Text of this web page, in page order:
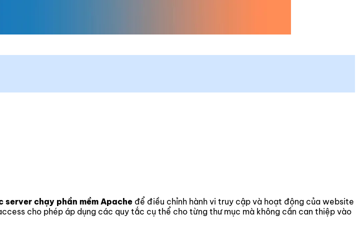
chạy phần mềm Apache để điều chỉnh hành vi truy cập và hoạt động của website
cho phép áp dụng các quy tắc cụ thể cho từng thư mục mà không cần can thiệp vào